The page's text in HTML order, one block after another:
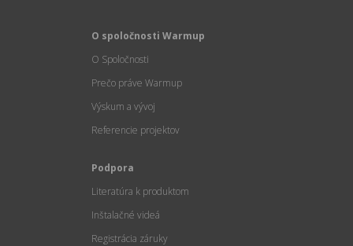
O spoločnosti Warmup
O Spoločnosti
Prečo práve Warmup
Výskum a vývoj
Referencie projektov
Podpora
Literatúra k produktom
Inštalačné videá
Registrácia záruky